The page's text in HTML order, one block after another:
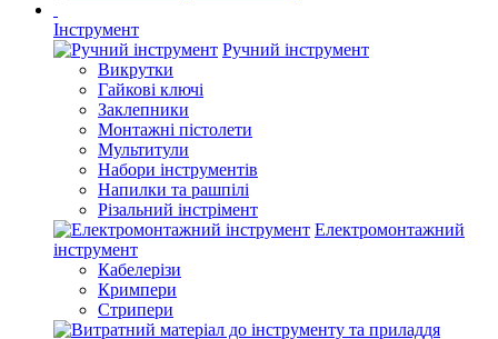
Інструмент
Ручний інструмент
Викрутки
Гайкові ключі
Заклепники
Монтажні пістолети
Мультитули
Набори інструментів
Напилки та рашпілі
Різальний інстрімент
Електромонтажний
інструмент
Кабелерізи
Кримпери
Стрипери